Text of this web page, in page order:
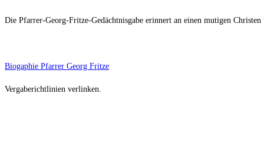
Die Pfarrer-Georg-Fritze-Gedächtnisgabe erinnert an einen mutigen
Biogaphie Pfarrer Georg Fritze
Vergaberichtlinien verlinken.